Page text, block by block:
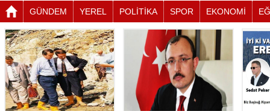
GÜNDEM YEREL POLİTİKA SPOR EKONOMİ